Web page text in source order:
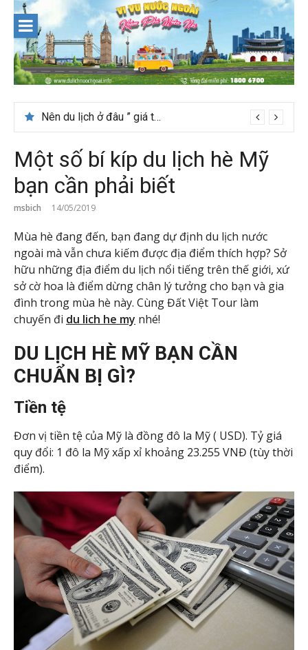
content
Nên du lịch ở đâu ” giá tốt” dịp lễ quốc khánh 2/9
Một số bí kíp du lịch hè Mỹ
bạn cần phải biết
msbich 14/05/2019
Mùa hè đang đến, bạn đang dự định du lịch nước
ngoài mà vẫn chưa kiếm được địa điểm thích hợp? Sở
hữu những địa điểm du lịch nổi tiếng trên thế giới, xứ
sở cờ hoa là điểm dừng chân lý tưởng cho bạn và gia
đình trong mùa hè này. Cùng Đất Việt Tour làm
chuyến đi du lich he my nhé!
DU LỊCH HÈ MỸ BẠN CẦN
CHUẨN BỊ GÌ?
Tiền tệ
Đơn vị tiền tệ của Mỹ là đồng đô la Mỹ ( USD). Tỷ giá
quy đổi: 1 đô la Mỹ xấp xỉ khoảng 23.255 VNĐ (tùy thời
điểm).